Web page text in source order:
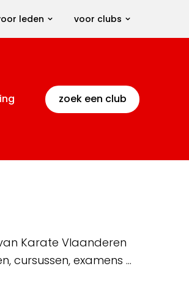
leden voor clubs
zoek een club
Karate Vlaanderen
cursussen, examens …